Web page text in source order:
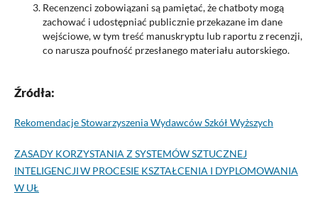
Recenzenci zobowiązani są pamiętać, że chatboty mogą
zachować i udostępniać publicznie przekazane im dane
wejściowe, w tym treść manuskryptu lub raportu z recenzji,
co narusza poufność przesłanego materiału autorskiego.
Źródła:
Rekomendacje Stowarzyszenia Wydawców Szkół Wyższych
ZASADY KORZYSTANIA Z SYSTEMÓW SZTUCZNEJ
INTELIGENCJI W PROCESIE KSZTAŁCENIA I DYPLOMOWANIA
W UŁ